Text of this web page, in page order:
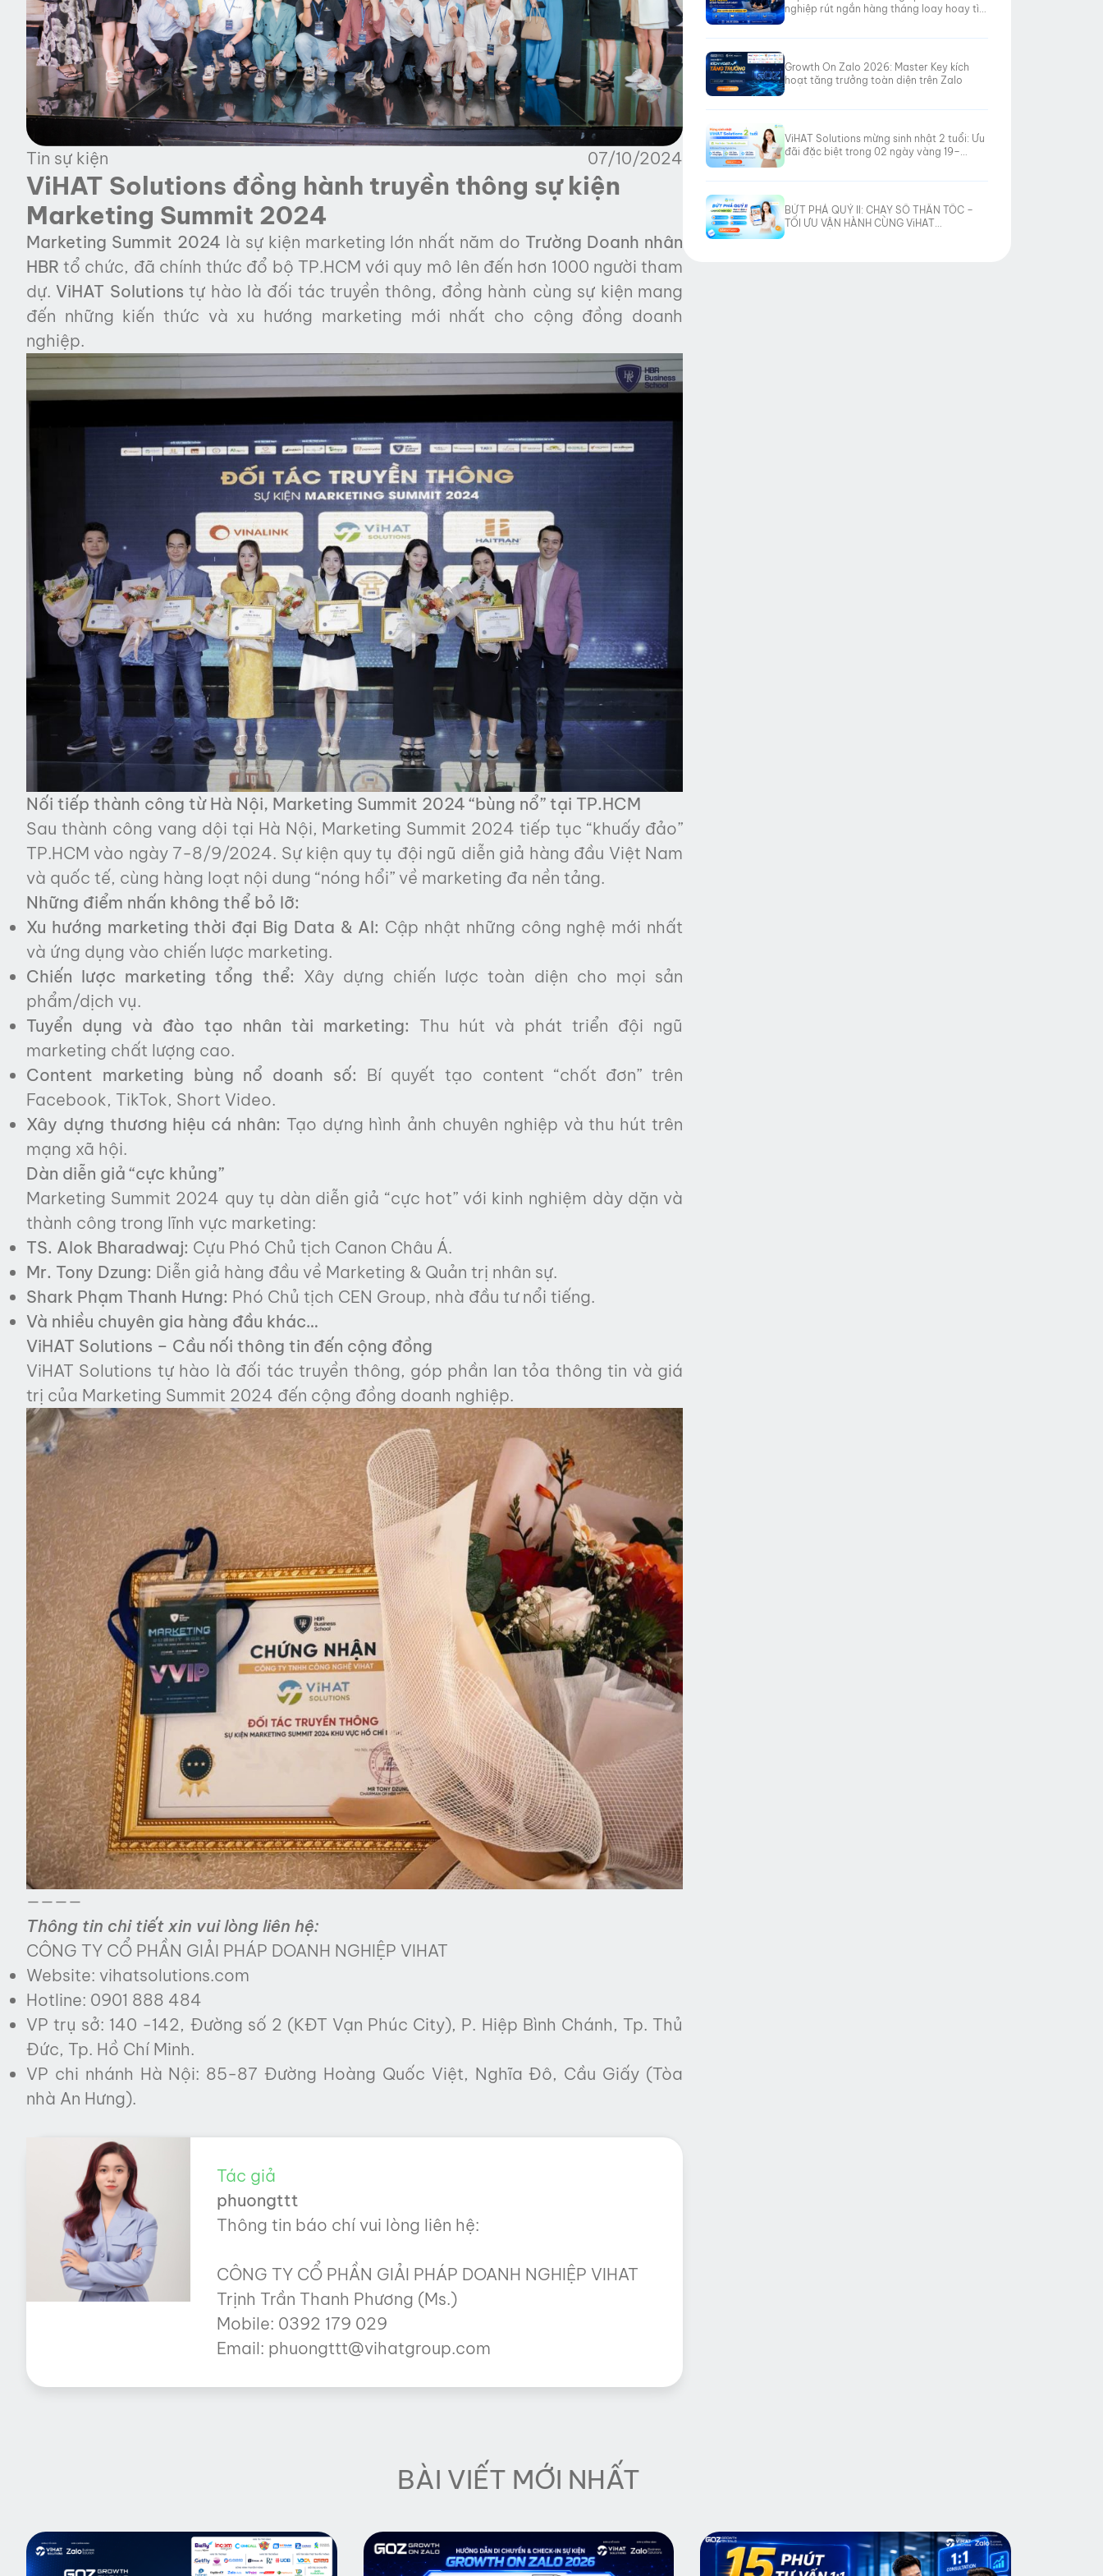
Tin sự kiện 07/10/2024
ViHAT Solutions đồng hành truyền thông sự kiện
Marketing Summit 2024
Marketing Summit 2024 là sự kiện marketing lớn nhất năm do Trường Doanh nhân
HBR tổ chức, đã chính thức đổ bộ TP.HCM với quy mô lên đến hơn 1000 người tham
dự.ViHAT Solutions tự hào là đối tác truyền thông, đồng hành cùng sự kiện mang
đến những kiến thức và xu hướng marketing mới nhất cho cộng đồng doanh
nghiệp.
Nối tiếp thành công từ Hà Nội, Marketing Summit 2024 “bùng nổ” tại TP.HCM
Sau thành công vang dội tại Hà Nội, Marketing Summit 2024 tiếp tục “khuấy đảo”
TP.HCM vào ngày 7-8/9/2024. Sự kiện quy tụ đội ngũ diễn giả hàng đầu Việt Nam
và quốc tế, cùng hàng loạt nội dung “nóng hổi” về marketing đa nền tảng.
Những điểm nhấn không thể bỏ lỡ:
Xu hướng marketing thời đại Big Data & AI: Cập nhật những công nghệ mới nhất
và ứng dụng vào chiến lược marketing.
Chiến lược marketing tổng thể: Xây dựng chiến lược toàn diện cho mọi sản
phẩm/dịch vụ.
Tuyển dụng và đào tạo nhân tài marketing: Thu hút và phát triển đội ngũ
marketing chất lượng cao.
Content marketing bùng nổ doanh số: Bí quyết tạo content “chốt đơn” trên
Facebook, TikTok, Short Video.
Xây dựng thương hiệu cá nhân: Tạo dựng hình ảnh chuyên nghiệp và thu hút trên
mạng xã hội.
Dàn diễn giả “cực khủng”
Marketing Summit 2024 quy tụ dàn diễn giả “cực hot” với kinh nghiệm dày dặn và
thành công trong lĩnh vực marketing:
TS. Alok Bharadwaj: Cựu Phó Chủ tịch Canon Châu Á.
Mr. Tony Dzung: Diễn giả hàng đầu về Marketing & Quản trị nhân sự.
Shark Phạm Thanh Hưng: Phó Chủ tịch CEN Group, nhà đầu tư nổi tiếng.
Và nhiều chuyên gia hàng đầu khác…
ViHAT Solutions – Cầu nối thông tin đến cộng đồng
ViHAT Solutions tự hào là đối tác truyền thông, góp phần lan tỏa thông tin và giá
trị của Marketing Summit 2024 đến cộng đồng doanh nghiệp.
————
Thông tin chi tiết xin vui lòng liên hệ:
CÔNG TY CỔ PHẦN GIẢI PHÁP DOANH NGHIỆP VIHAT
Website: vihatsolutions.com
Hotline: 0901 888 484
VP trụ sở: 140 -142, Đường số 2 (KĐT Vạn Phúc City), P. Hiệp Bình Chánh, Tp. Thủ
Đức, Tp. Hồ Chí Minh.
VP chi nhánh Hà Nội: 85-87 Đường Hoàng Quốc Việt, Nghĩa Đô, Cầu Giấy (Tòa
nhà An Hưng).
Tác giả
phuongttt
Thông tin báo chí vui lòng liên hệ:
CÔNG TY CỔ PHẦN GIẢI PHÁP DOANH NGHIỆP VIHAT
Trịnh Trần Thanh Phương (Ms.)
Mobile: 0392 179 029
Email: phuongttt@vihatgroup.com
nghiệp rút ngắn hàng tháng loay hoay tìm
Growth On Zalo 2026: Master Key kích
hoạt tăng trưởng toàn diện trên Zalo
ViHAT Solutions mừng sinh nhật 2 tuổi: Ưu
đãi đặc biệt trong 02 ngày vàng 19–
BỨT PHÁ QUÝ II: CHẠY SỐ THẦN TỐC –
TỐI ƯU VẬN HÀNH CÙNG ViHAT
BÀI VIẾT MỚI NHẤT